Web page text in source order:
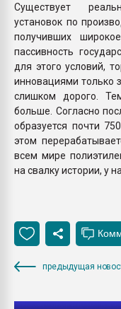
Существует
установок по
получивших
пассивность
для этого условий,
инновациями только
слишком дорого.
больше. Согласно
образуется почти
этом
всем мире
на свалку истории, у
предыдущая